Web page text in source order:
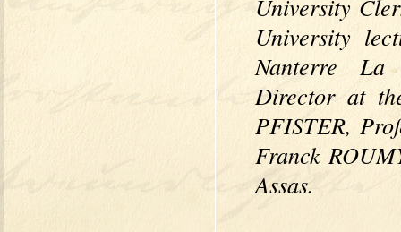
University
University
Nanterre La
Director at
PFISTER,
Franck
Assas.